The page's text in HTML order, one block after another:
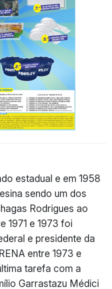
estadual e em 1958
sendo um dos
Rodrigues ao
1971 e 1973 foi
e presidente da
entre 1973 e
tarefa com a
Garrastazu Médici